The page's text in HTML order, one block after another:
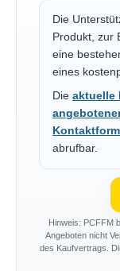
Die
Produkt, zur
eine
eines
Die aktuelle
abrufbar.
Hinweis: PCFFM
Angeboten nicht
des Kaufvertrags.